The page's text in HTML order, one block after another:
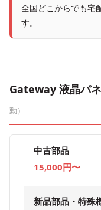
全国どこからでも宅
す。
Gateway 液晶パ
動）
中古部品
15,000円〜
新品部品・特殊